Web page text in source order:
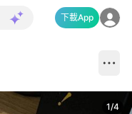
下載App
1/4